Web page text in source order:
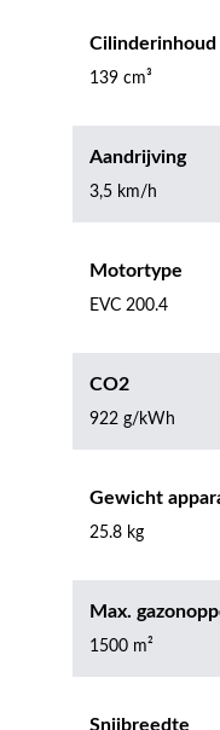
Cilinderinhoud
139 cm³
Aandrijving
3,5 km/h
Motortype
EVC 200.4
CO2
922 g/kWh
Gewicht
25.8 kg
Max.
1500 m²
Snijbreedte